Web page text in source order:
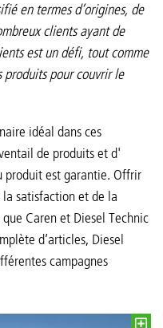
en termes d’origines, de
clients ayant de
est un défi, tout comme
produits pour couvrir le
idéal dans ces
de produits et d'
produit est garantie. Offrir
satisfaction et de la
Caren et Diesel Technic
d’articles, Diesel
campagnes